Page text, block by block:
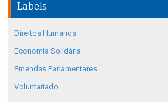
Labels
Direitos Humanos
Economia Solidária
Emendas Parlamentares
Voluntariado